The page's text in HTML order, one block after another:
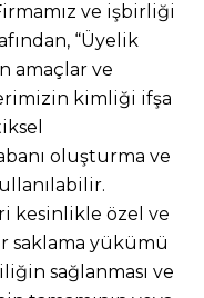
ve işbirliği
“Üyelik
amaçlar ve
kimliği ifşa
oluşturma ve
kesinlikle özel ve
saklama yükümü
sağlanması ve